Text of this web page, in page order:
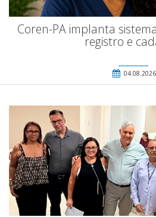
Coren-PA implanta
registro e
04.08.2026